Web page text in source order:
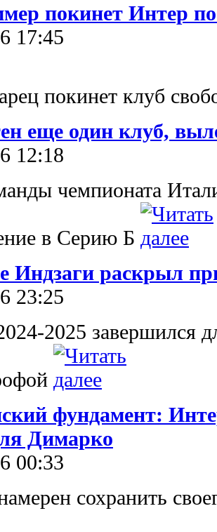
покинет Интер
17:45
покинет клуб
еще один клуб,
12:18
чемпионата
в Серию Б
Индзаги раскрыл
23:25
2025 завершился
фундамент:
Димарко
00:33
сохранить